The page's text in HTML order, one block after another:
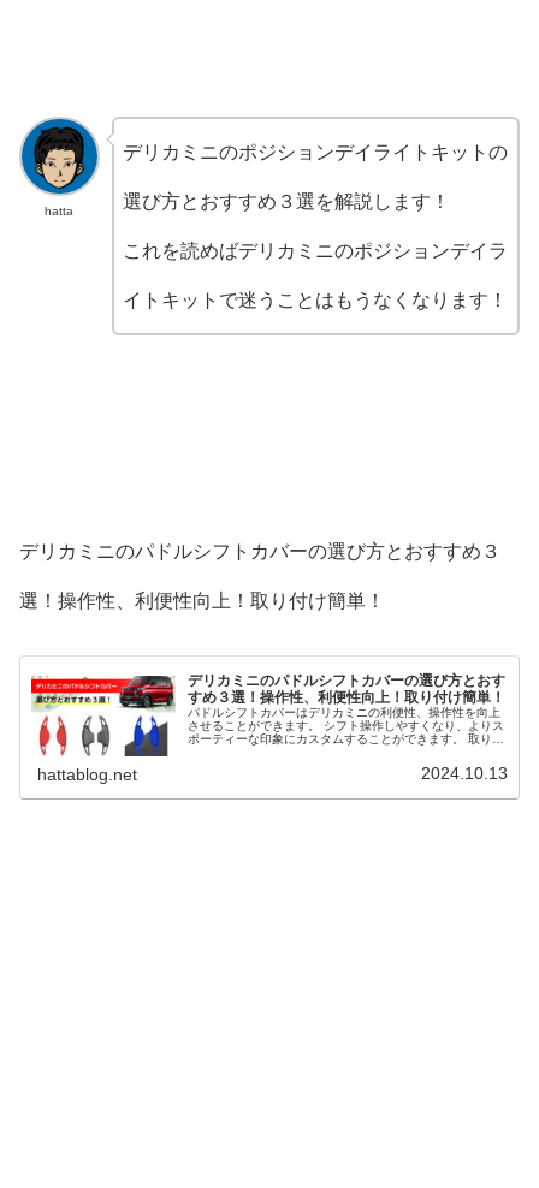
hatta
デリカミニのポジションデイライトキットの
選び方とおすすめ３選を解説します！
これを読めばデリカミニのポジションデイラ
イトキットで迷うことはもうなくなります！
デリカミニのパドルシフトカバーの選び方とおすすめ３
選！操作性、利便性向上！取り付け簡単！
デリカミニのパドルシフトカバーの選び方とおす
すめ３選！操作性、利便性向上！取り付け簡単！
パドルシフトカバーはデリカミニの利便性、操作性を向上
させることができます。 シフト操作しやすくなり、よりス
ポーティーな印象にカスタムすることができます。 取り付
も役立ちます。 そこで、デリカミニのパドルシフトカバー
hattablog.net 2024.10.13